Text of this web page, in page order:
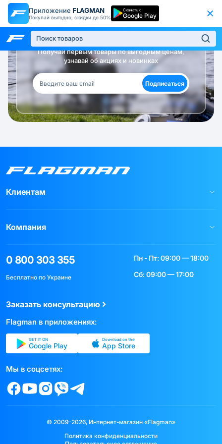
Приложение FLAGMAN
Покупай выгодно, скидки до 50%
Скачать с
Google Play
Будь в курсе!
Получай первым товары по выгодным ценам,
узнавай об акциях и новинках
Подписаться
Клиентам
Компания
0 800 303 355
Бесплатно по Украине
Пн - Пт: 09:00 — 18:00
Сб: 09:00 — 17:00
Заказать консультацию
Flagman в приложениях:
GET IT ON
Google Play
Download on the
App Store
Мы в соцсетях:
© 2009–2026, Интернет-магазин «Flagman»
Политика конфиденциальности